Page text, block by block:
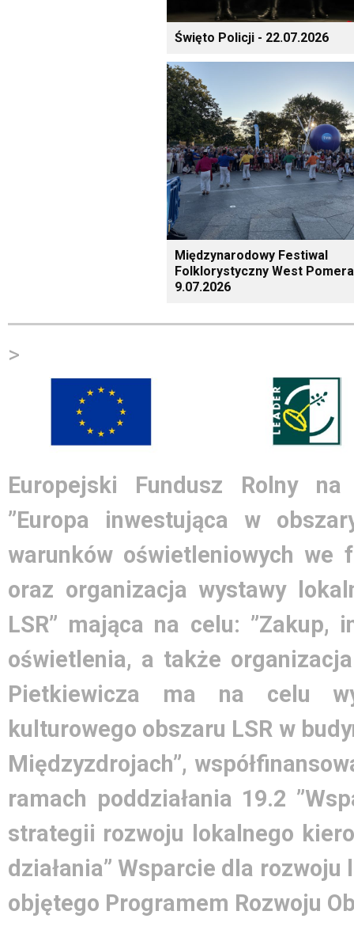
Święto Policji - 22.07.2026
Międzynarodowy Festiwal
Folklorystyczny West
9.07.2026
>
Europejski Fundusz Rolny
”Europa inwestująca w
warunków oświetleniowych we
oraz organizacja wystawy
LSR” mająca na celu: ”Zakup,
oświetlenia, a także
Pietkiewicza ma na celu
kulturowego obszaru LSR w
Międzyzdrojach”,
ramach poddziałania 19.2
strategii rozwoju lokalnego
działania” Wsparcie dla rozwoju
objętego Programem Rozwoju